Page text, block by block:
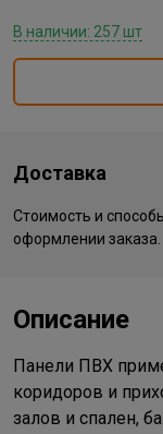
В наличии: 257 шт
Доставка
Стоимость и
оформлении заказа.
Описание
Панели ПВХ
коридоров и
залов и спален,